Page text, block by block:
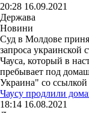
20:28 16.09.2021
Держава
Новини
Суд в Молдове
запроса украинской
Чауса, который в
пребывает под
Украина" со ссылкой
Чаусу продлили
18:14 16.08.2021